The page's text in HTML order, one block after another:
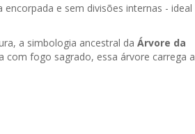
encorpada e sem divisões internas - ideal
a simbologia ancestral da Árvore da
com fogo sagrado, essa árvore carrega a